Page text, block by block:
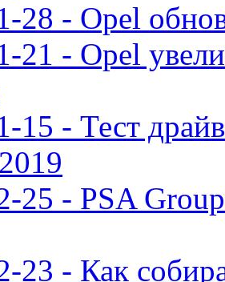
28 - Opel
21 - Opel
15 - Тест
25 - PSA
23 - Как